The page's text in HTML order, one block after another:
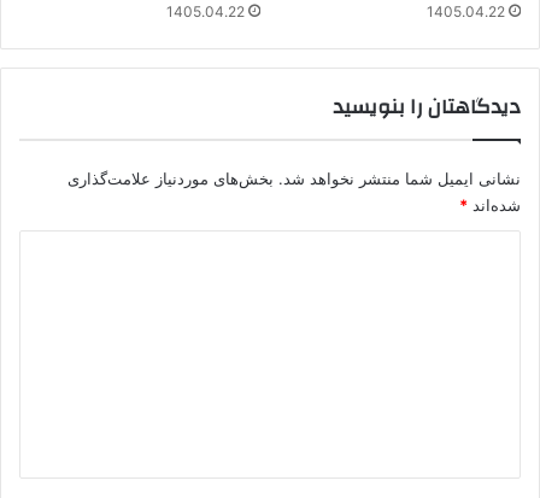
1405.04.22
1405.04.22
دیدگاهتان را بنویسید
نشانی ایمیل شما منتشر نخواهد شد. بخش‌های موردنیاز علامت‌گذاری
شده‌اند *